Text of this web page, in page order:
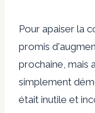
Pour apaiser la
promis
prochaine, mais
simplement
était inutile et